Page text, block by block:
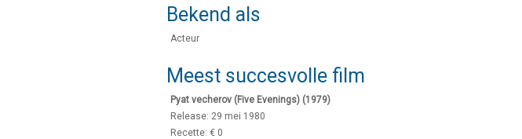
Bekend als
Acteur
Meest succesvolle film
Pyat vecherov (Five Evenings) (1979)
Release: 29 mei 1980
Recette: € 0